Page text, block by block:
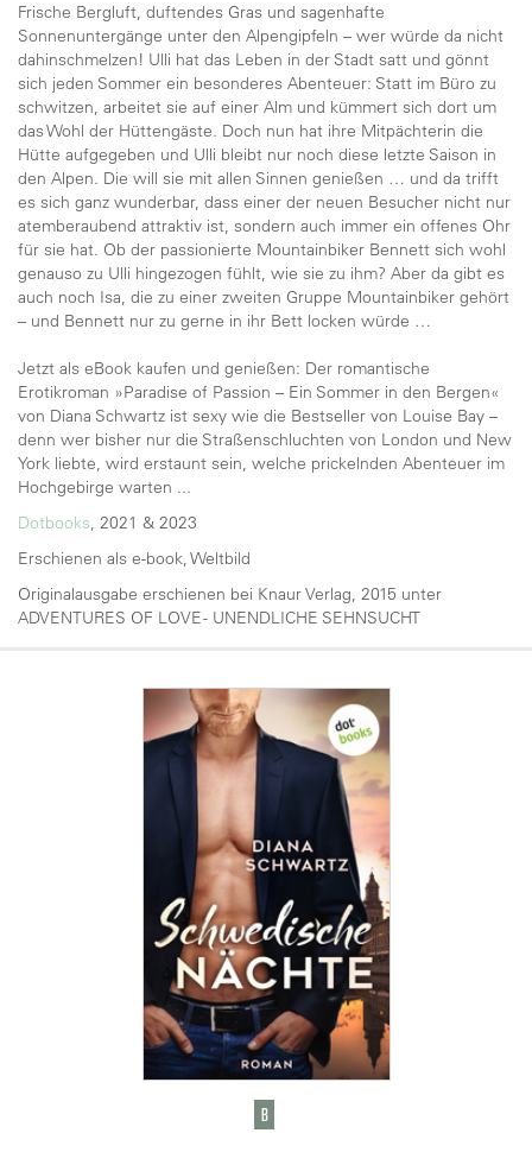
Frische Bergluft, duftendes Gras und sagenhafte
Sonnenuntergänge unter den Alpengipfeln – wer würde da nicht
dahinschmelzen! Ulli hat das Leben in der Stadt satt und gönnt
sich jeden Sommer ein besonderes Abenteuer: Statt im Büro zu
schwitzen, arbeitet sie auf einer Alm und kümmert sich dort um
das Wohl der Hüttengäste. Doch nun hat ihre Mitpächterin die
Hütte aufgegeben und Ulli bleibt nur noch diese letzte Saison in
den Alpen. Die will sie mit allen Sinnen genießen … und da trifft
es sich ganz wunderbar, dass einer der neuen Besucher nicht nur
atemberaubend attraktiv ist, sondern auch immer ein offenes Ohr
für sie hat. Ob der passionierte Mountainbiker Bennett sich wohl
genauso zu Ulli hingezogen fühlt, wie sie zu ihm? Aber da gibt es
auch noch Isa, die zu einer zweiten Gruppe Mountainbiker gehört
– und Bennett nur zu gerne in ihr Bett locken würde …
Jetzt als eBook kaufen und genießen: Der romantische
Erotikroman »Paradise of Passion – Ein Sommer in den Bergen«
von Diana Schwartz ist sexy wie die Bestseller von Louise Bay –
denn wer bisher nur die Straßenschluchten von London und New
York liebte, wird erstaunt sein, welche prickelnden Abenteuer im
Hochgebirge warten ...
Dotbooks, 2021 & 2023
Erschienen als e-book, Weltbild
Originalausgabe erschienen bei Knaur Verlag, 2015 unter
ADVENTURES OF LOVE - UNENDLICHE SEHNSUCHT